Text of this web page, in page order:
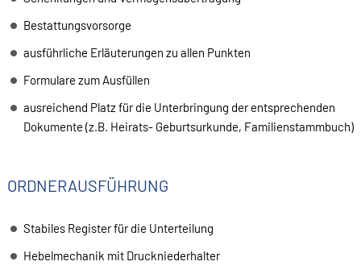
Bestattungsvorsorge
ausführliche Erläuterungen zu allen Punkten
Formulare zum Ausfüllen
ausreichend Platz für die Unterbringung der entsprechenden
Dokumente (z.B. Heirats- Geburtsurkunde, Familienstammbuch)
ORDNERAUSFÜHRUNG
Stabiles Register für die Unterteilung
Hebelmechanik mit Druckniederhalter